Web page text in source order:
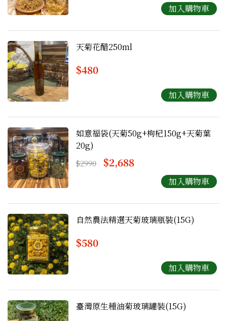
天菊花醋250ml
$480
如意福袋(天菊50g+枸杞150g+天菊葉
20g)
$2990 $2,688
自然農法精選天菊玻璃瓶裝(15G)
$580
臺灣原生種油菊玻璃罐裝(15G)